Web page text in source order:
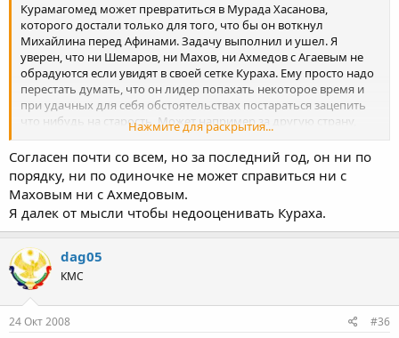
Курамагомед может превратиться в Мурада Хасанова,
которого достали только для того, что бы он воткнул
Михайлина перед Афинами. Задачу выполнил и ушел. Я
уверен, что ни Шемаров, ни Махов, ни Ахмедов с Агаевым не
обрадуются если увидят в своей сетке Кураха. Ему просто надо
перестать думать, что он лидер попахать некоторое время и
при удачных для себя обстоятельствах постараться зацепить
что нибудь на старость. Может например за другую страну,
послеолимпиский год многие пропускают, и он вполне может
отобраться а затем и удачно выступить.
А насчет России, мое мнение он был в своем лучшем виде за
все это время. Я сам удивился его борьбе, хотя принципиально
раньше его не смотрел. И не факт, что не дай судья балл за
фактический срыв атаки в третьем периоде с Маховым, что
Шемаров боролся бы в финале.
Его можно обыграть не ошибившись, но если ошибся он редко
прощает.
Он вероятнее всего не пройдет поэтапно Баху, Биляла,
Шемарова.
Но с одним из них на международном при удачном стечении
обстоятельств может справиться. Лучше ему уехать.
Нажмите для раскрытия...
Согласен почти со всем, но за последний год, он ни по
порядку, ни по одиночке не может справиться ни с
Маховым ни с Ахмедовым.
Я далек от мысли чтобы недооценивать Кураха.
dag05
КМС
24 Окт 2008 #36